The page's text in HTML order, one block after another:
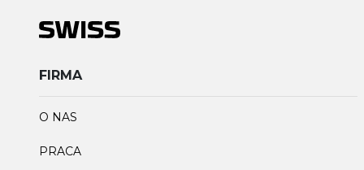
FIRMA
O NAS
PRACA